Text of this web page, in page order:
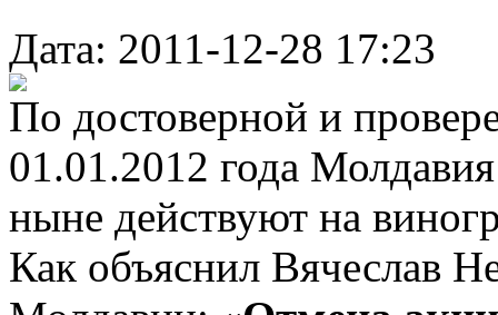
Дата: 2011-12-28 17:23
По достоверной и
01.01.2012 года
ныне действуют на
Как объяснил Вячеслав